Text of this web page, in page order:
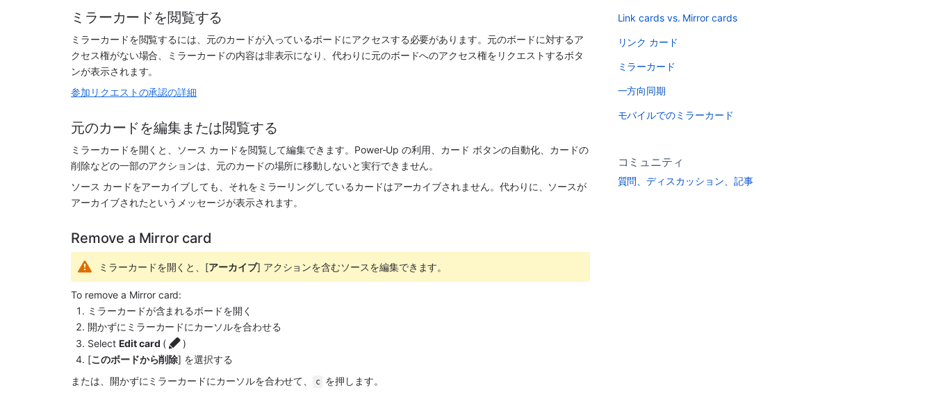
ミラーカードを閲覧する
ミラーカードを閲覧するには、元のカードが入っているボードにアクセスする必要があります。元のボードに対するア
クセス権がない場合、ミラーカードの内容は非表示になり、代わりに元のボードへのアクセス権をリクエストするボタ
ンが表示されます。
参加リクエストの承認の詳細
元のカードを編集または閲覧する
ミラーカードを開くと、ソース カードを閲覧して編集できます。Power-Up の利用、カード ボタンの自動化、カードの
削除などの一部のアクションは、元のカードの場所に移動しないと実行できません。
ソース カードをアーカイブしても、それをミラーリングしているカードはアーカイブされません。代わりに、ソースが
アーカイブされたというメッセージが表示されます。
Remove a Mirror card
ミラーカードを開くと、[アーカイブ] アクションを含むソースを編集できます。
To remove a Mirror card:
ミラーカードが含まれるボードを開く
開かずにミラーカードにカーソルを合わせる
Select Edit card (
)
[このボードから削除] を選択する
または、開かずにミラーカードにカーソルを合わせて、
c を押します。
Link cards vs. Mirror cards
リンク カード
ミラーカード
一方向同期
モバイルでのミラーカード
コミュニティ
質問、ディスカッション、記事